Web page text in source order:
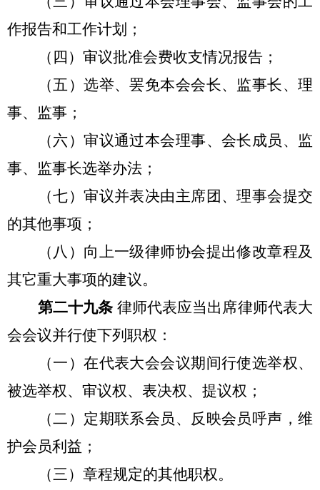
作报告和工作计划；
（四）审议批准会费收支情况报告；
（五）选举、罢免本会会长、监事长、理
事、监事；
（六）审议通过本会理事、会长成员、监
事、监事长选举办法；
（七）审议并表决由主席团、理事会提交
的其他事项；
（八）向上一级律师协会提出修改章程及
其它重大事项的建议。
第二十九条 律师代表应当出席律师代表大
会会议并行使下列职权：
（一）在代表大会会议期间行使选举权、
被选举权、审议权、表决权、提议权；
（二）定期联系会员、反映会员呼声，维
护会员利益；
（三）章程规定的其他职权。